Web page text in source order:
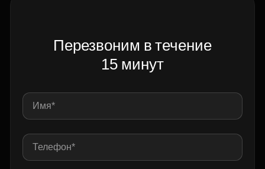
Перезвоним в течение
15 минут